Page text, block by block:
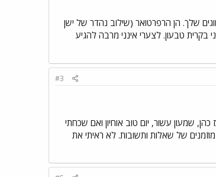
שלך. הן הרפרטואר (שילוב נהדר של ישן
בקרית טבעון. לצערי אינני מרבה להגיע
#3
שמעון עשור, יום טוב אוחיון ואם שכחתי
של שאלות ותשובות. לא ראיתי את